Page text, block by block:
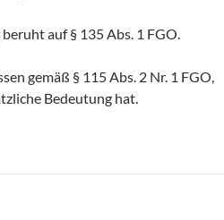
auf § 135 Abs. 1 FGO.
gemäß § 115 Abs. 2 Nr. 1 FGO,
Bedeutung hat.